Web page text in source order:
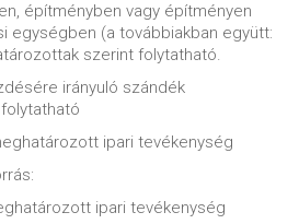
építményben vagy építményen
egységben (a továbbiakban együtt:
szerint folytatható.
irányuló szándék
ipari tevékenység
ipari tevékenység